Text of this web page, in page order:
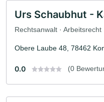
Urs Schaubhut -
Rechtsanwalt ·
Obere Laube 48, 78462
0.0 (0